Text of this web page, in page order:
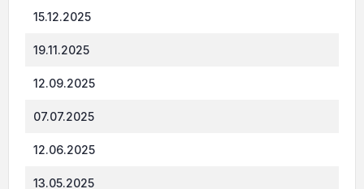
15.12.2025
19.11.2025
12.09.2025
07.07.2025
12.06.2025
13.05.2025